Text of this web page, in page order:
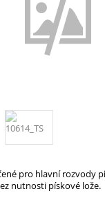
pro hlavní rozvody
nutnosti pískové lože.